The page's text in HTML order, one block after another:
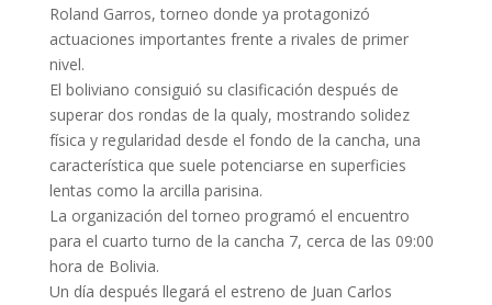
Roland Garros, torneo donde ya protagonizó
actuaciones importantes frente a rivales de primer
nivel.
El boliviano consiguió su clasificación después de
superar dos rondas de la qualy, mostrando solidez
física y regularidad desde el fondo de la cancha, una
característica que suele potenciarse en superficies
lentas como la arcilla parisina.
La organización del torneo programó el encuentro
para el cuarto turno de la cancha 7, cerca de las 09:00
hora de Bolivia.
Un día después llegará el estreno de Juan Carlos